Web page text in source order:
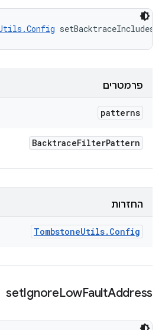
setBacktraceIncludes
פרמטרים
patterns
BacktraceFilterPattern
החזרות
TombstoneUtils. Config
setIgnoreLowFaultAddress